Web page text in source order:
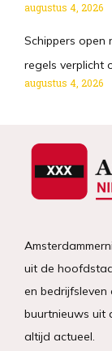
augustus 4, 2026
Schippers open
regels verplicht
augustus 4, 2026
uit de
en
buurtnieuws uit
altijd actueel.